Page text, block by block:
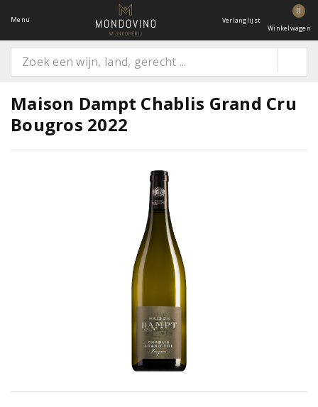
Menu Verlanglijst
0
Winkelwagen
Maison Dampt Chablis Grand Cru
Bougros 2022